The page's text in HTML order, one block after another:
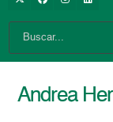
Andrea